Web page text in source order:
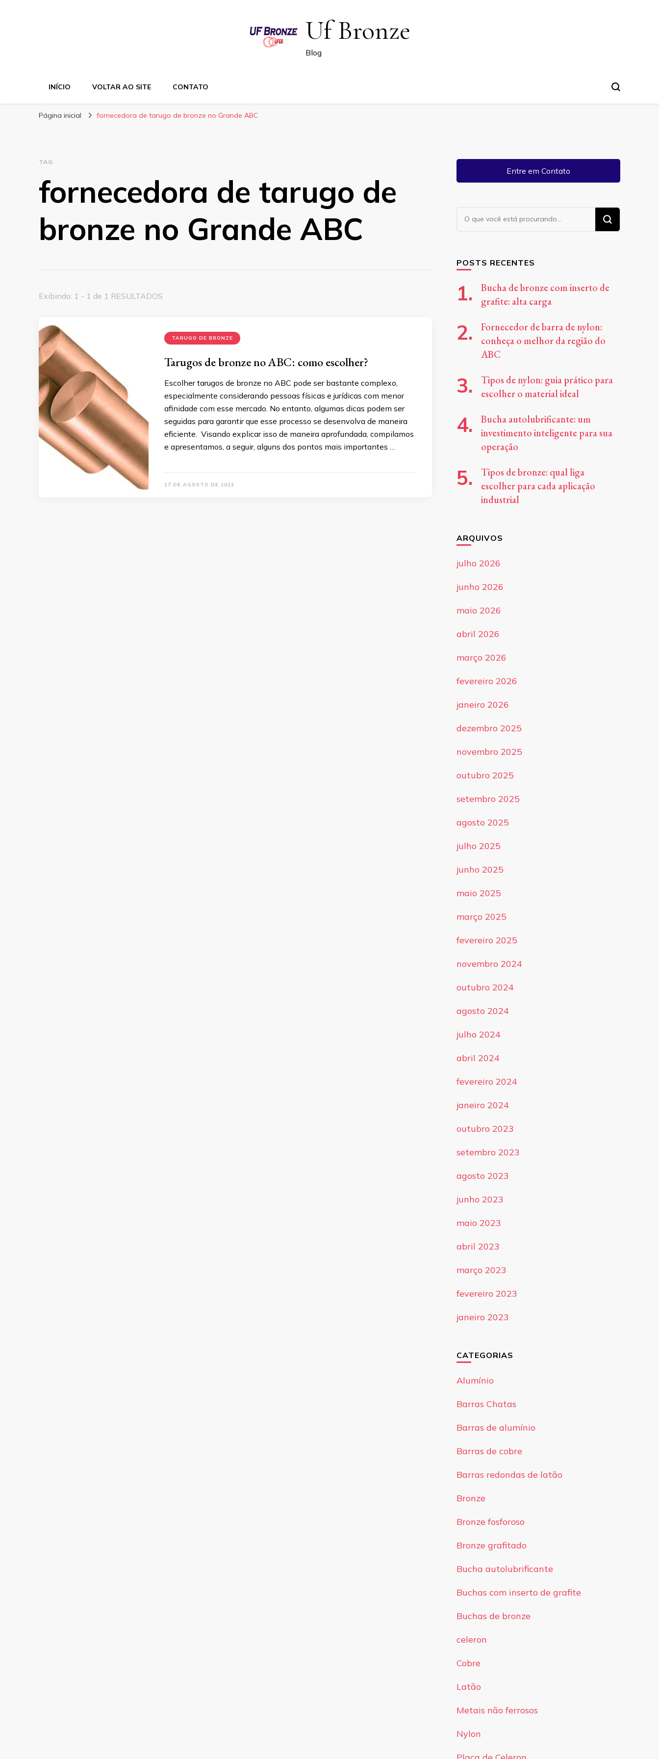
Uf Bronze
Blog
INÍCIO VOLTAR AO SITE CONTATO
Página inicial fornecedora de tarugo de bronze no Grande ABC
TAG
fornecedora de tarugo de
bronze no Grande ABC
Exibindo: 1 - 1 de 1 RESULTADOS
TARUGO DE BRONZE
Tarugos de bronze no ABC: como escolher?
Escolher tarugos de bronze no ABC pode ser bastante complexo,
especialmente considerando pessoas físicas e jurídicas com menor
afinidade com esse mercado. No entanto, algumas dicas podem ser
seguidas para garantir que esse processo se desenvolva de maneira
eficiente. Visando explicar isso de maneira aprofundada, compilamos
e apresentamos, a seguir, alguns dos pontos mais importantes …
17 DE AGOSTO DE 2023
Entre em Contato
Procurando
algo?
POSTS RECENTES
Bucha de bronze com inserto de
grafite: alta carga
Fornecedor de barra de nylon:
conheça o melhor da região do
ABC
Tipos de nylon: guia prático para
escolher o material ideal
Bucha autolubrificante: um
investimento inteligente para sua
operação
Tipos de bronze: qual liga
escolher para cada aplicação
industrial
ARQUIVOS
julho 2026
junho 2026
maio 2026
abril 2026
março 2026
fevereiro 2026
janeiro 2026
dezembro 2025
novembro 2025
outubro 2025
setembro 2025
agosto 2025
julho 2025
junho 2025
maio 2025
março 2025
fevereiro 2025
novembro 2024
outubro 2024
agosto 2024
julho 2024
abril 2024
fevereiro 2024
janeiro 2024
outubro 2023
setembro 2023
agosto 2023
junho 2023
maio 2023
abril 2023
março 2023
fevereiro 2023
janeiro 2023
CATEGORIAS
Alumínio
Barras Chatas
Barras de alumínio
Barras de cobre
Barras redondas de latão
Bronze
Bronze fosforoso
Bronze grafitado
Bucha autolubrificante
Buchas com inserto de grafite
Buchas de bronze
celeron
Cobre
Latão
Metais não ferrosos
Nylon